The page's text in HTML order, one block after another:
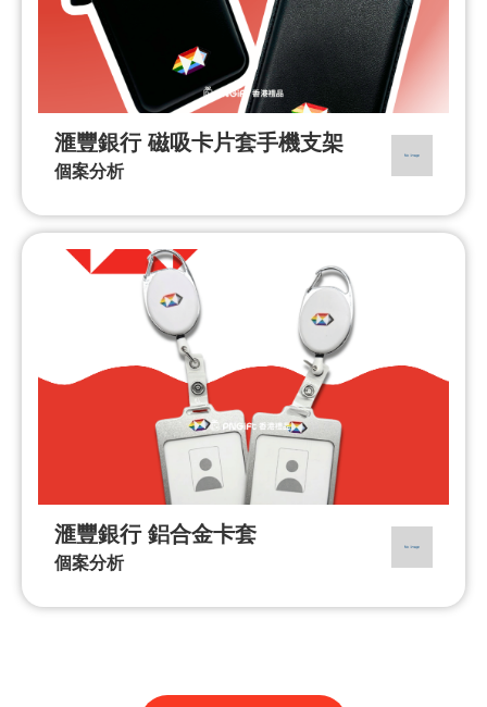
滙豐銀行 磁吸卡片套手機支架
個案分析
滙豐銀行 鋁合金卡套
個案分析